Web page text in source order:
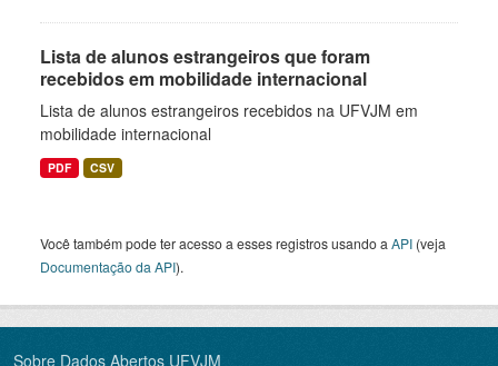
Lista de alunos estrangeiros que foram
recebidos em mobilidade internacional
Lista de alunos estrangeiros recebidos na UFVJM em
mobilidade internacional
PDF CSV
Você também pode ter acesso a esses registros usando a API (veja
Documentação da API).
Sobre Dados Abertos UFVJM